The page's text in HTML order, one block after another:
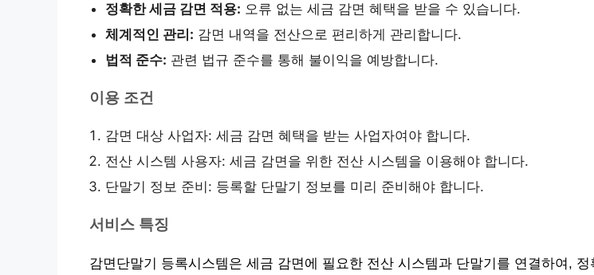
정확한 세금 감면 적용: 오류 없는 세금 감면 혜택을 받을 수 있습니다.
체계적인 관리: 감면 내역을 전산으로 편리하게 관리합니다.
법적 준수: 관련 법규 준수를 통해 불이익을 예방합니다.
이용 조건
감면 대상 사업자: 세금 감면 혜택을 받는 사업자여야 합니다.
전산 시스템 사용자: 세금 감면을 위한 전산 시스템을 이용해야 합니다.
단말기 정보 준비: 등록할 단말기 정보를 미리 준비해야 합니다.
서비스 특징
감면단말기 등록시스템은 세금 감면에 필요한 전산 시스템과 단말기를 연결하여, 정